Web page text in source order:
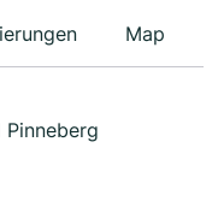
Map
Pinneberg